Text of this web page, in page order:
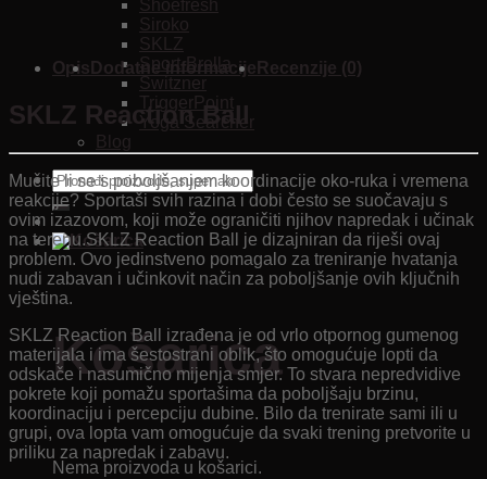
Shoefresh
Siroko
SKLZ
Sport-Brella
Switzner
TriggerPoint
Yoga Searcher
Blog
Pretraži:
Košarica
Nema proizvoda u košarici.
Opis Dodatne informacije Recenzije (0)
SKLZ Reaction Ball
Mučite li se s poboljšanjem koordinacije oko-ruka i vremena
reakcije? Sportaši svih razina i dobi često se suočavaju s
ovim izazovom, koji može ograničiti njihov napredak i učinak
na terenu.SKLZ Reaction Ball je dizajniran da riješi ovaj
problem. Ovo jedinstveno pomagalo za treniranje hvatanja
nudi zabavan i učinkovit način za poboljšanje ovih ključnih
vještina.
SKLZ Reaction Ball izrađena je od vrlo otpornog gumenog
materijala i ima šestostrani oblik, što omogućuje lopti da
odskače i nasumično mijenja smjer. To stvara nepredvidive
pokrete koji pomažu sportašima da poboljšaju brzinu,
koordinaciju i percepciju dubine. Bilo da trenirate sami ili u
grupi, ova lopta vam omogućuje da svaki trening pretvorite u
priliku za napredak i zabavu.